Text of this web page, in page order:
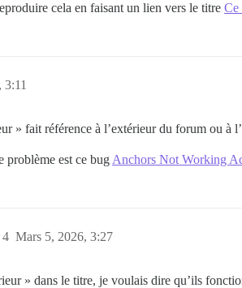
cela en faisant un lien vers le titre Ce
» fait référence à l’extérieur du forum ou à
problème est ce bug Anchors Not Working
Mars 5, 2026, 3:27
4
» dans le titre, je voulais dire qu’ils